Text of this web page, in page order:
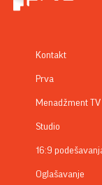
Kontakt
Prva
Menadžment TV
Studio
16:9
Oglašavanje